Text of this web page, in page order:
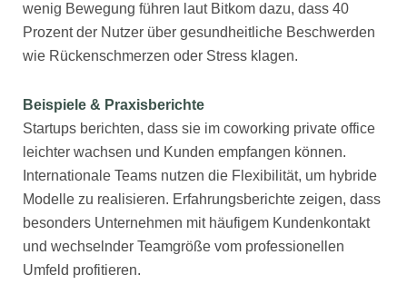
wenig Bewegung führen laut Bitkom dazu, dass 40
Prozent der Nutzer über gesundheitliche Beschwerden
wie Rückenschmerzen oder Stress klagen.
Beispiele & Praxisberichte
Startups berichten, dass sie im coworking private office
leichter wachsen und Kunden empfangen können.
Internationale Teams nutzen die Flexibilität, um hybride
Modelle zu realisieren. Erfahrungsberichte zeigen, dass
besonders Unternehmen mit häufigem Kundenkontakt
und wechselnder Teamgröße vom professionellen
Umfeld profitieren.